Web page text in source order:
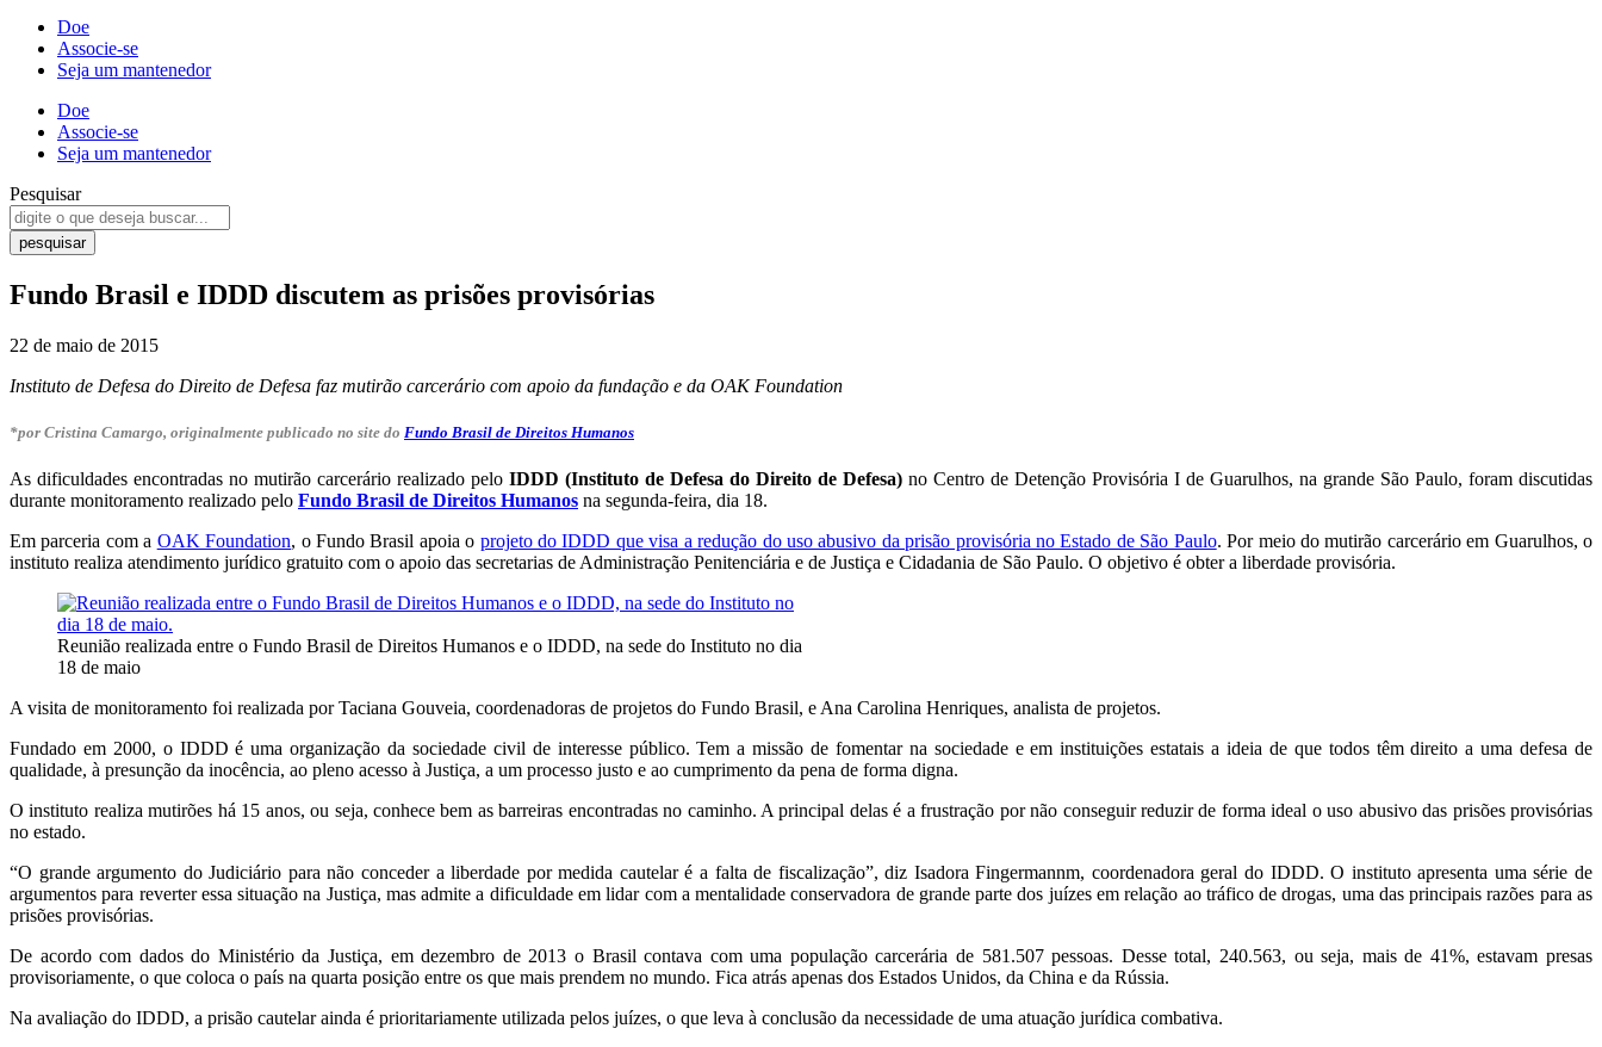
Doe
Associe-se
Seja um mantenedor
Doe
Associe-se
Seja um mantenedor
Pesquisar
pesquisar
Fundo Brasil e IDDD discutem as prisões provisórias
22 de maio de 2015
Instituto de Defesa do Direito de Defesa faz mutirão carcerário com apoio da fundação e da OAK Foundation
*por Cristina Camargo, originalmente publicado no site do Fundo Brasil de Direitos Humanos
As dificuldades encontradas no mutirão carcerário realizado pelo IDDD (Instituto de Defesa do Direito de Defesa) no Centro de Detenção Provisória I de Guarulhos, na grande São Paulo, foram discutidas
durante monitoramento realizado pelo Fundo Brasil de Direitos Humanos na segunda-feira, dia 18.
Em parceria com a OAK Foundation, o Fundo Brasil apoia o projeto do IDDD que visa a redução do uso abusivo da prisão provisória no Estado de São Paulo. Por meio do mutirão carcerário em Guarulhos, o
instituto realiza atendimento jurídico gratuito com o apoio das secretarias de Administração Penitenciária e de Justiça e Cidadania de São Paulo. O objetivo é obter a liberdade provisória.
Reunião realizada entre o Fundo Brasil de Direitos Humanos e o IDDD, na sede do Instituto no dia
18 de maio
A visita de monitoramento foi realizada por Taciana Gouveia, coordenadoras de projetos do Fundo Brasil, e Ana Carolina Henriques, analista de projetos.
Fundado em 2000, o IDDD é uma organização da sociedade civil de interesse público. Tem a missão de fomentar na sociedade e em instituições estatais a ideia de que todos têm direito a uma defesa de
qualidade, à presunção da inocência, ao pleno acesso à Justiça, a um processo justo e ao cumprimento da pena de forma digna.
O instituto realiza mutirões há 15 anos, ou seja, conhece bem as barreiras encontradas no caminho. A principal delas é a frustração por não conseguir reduzir de forma ideal o uso abusivo das prisões provisórias
no estado.
“O grande argumento do Judiciário para não conceder a liberdade por medida cautelar é a falta de fiscalização”, diz Isadora Fingermannm, coordenadora geral do IDDD. O instituto apresenta uma série de
argumentos para reverter essa situação na Justiça, mas admite a dificuldade em lidar com a mentalidade conservadora de grande parte dos juízes em relação ao tráfico de drogas, uma das principais razões para as
prisões provisórias.
De acordo com dados do Ministério da Justiça, em dezembro de 2013 o Brasil contava com uma população carcerária de 581.507 pessoas. Desse total, 240.563, ou seja, mais de 41%, estavam presas
provisoriamente, o que coloca o país na quarta posição entre os que mais prendem no mundo. Fica atrás apenas dos Estados Unidos, da China e da Rússia.
Na avaliação do IDDD, a prisão cautelar ainda é prioritariamente utilizada pelos juízes, o que leva à conclusão da necessidade de uma atuação jurídica combativa.